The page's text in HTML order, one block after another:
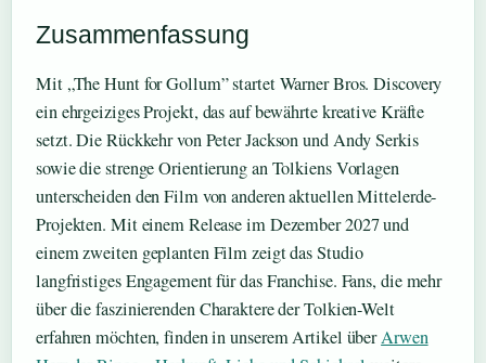
Zusammenfassung
Mit „The Hunt for Gollum” startet Warner Bros. Discovery
ein ehrgeiziges Projekt, das auf bewährte kreative Kräfte
setzt. Die Rückkehr von Peter Jackson und Andy Serkis
sowie die strenge Orientierung an Tolkiens Vorlagen
unterscheiden den Film von anderen aktuellen Mittelerde-
Projekten. Mit einem Release im Dezember 2027 und
einem zweiten geplanten Film zeigt das Studio
langfristiges Engagement für das Franchise. Fans, die mehr
über die faszinierenden Charaktere der Tolkien-Welt
erfahren möchten, finden in unserem Artikel überArwen